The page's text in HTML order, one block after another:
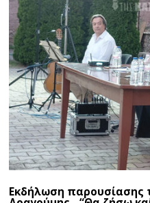
Εκδήλωση παρουσίασης